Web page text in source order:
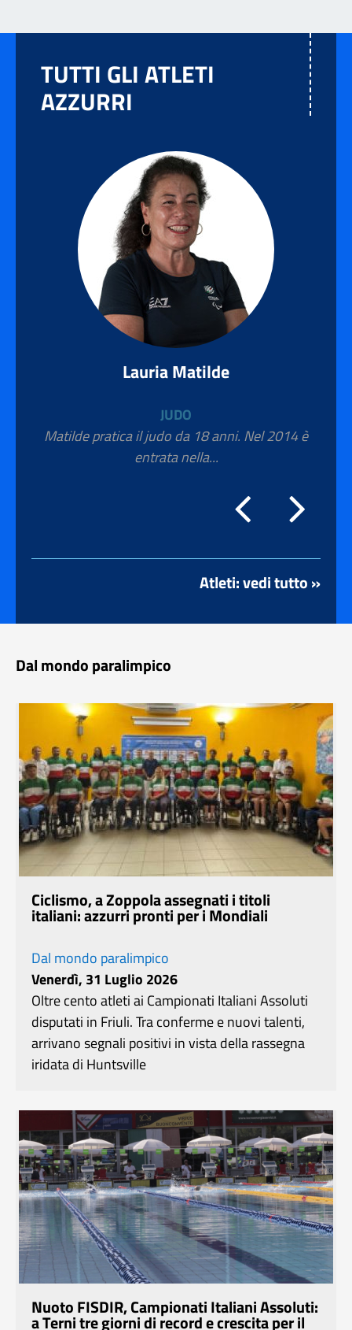
TUTTI GLI ATLETI
AZZURRI
Lauria Matilde
JUDO
Matilde pratica il judo da 18 anni. Nel 2014 è
entrata nella...
Atleti: vedi tutto »
Dal mondo paralimpico
Ciclismo, a Zoppola assegnati i titoli
italiani: azzurri pronti per i Mondiali
Dal mondo paralimpico
Venerdì, 31 Luglio 2026
Oltre cento atleti ai Campionati Italiani Assoluti
disputati in Friuli. Tra conferme e nuovi talenti,
arrivano segnali positivi in vista della rassegna
iridata di Huntsville
Nuoto FISDIR, Campionati Italiani Assoluti:
a Terni tre giorni di record e crescita per il